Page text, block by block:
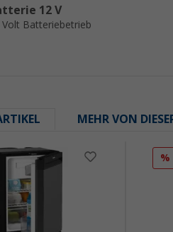
12 V
Volt Batteriebetrieb
MEHR VON
%